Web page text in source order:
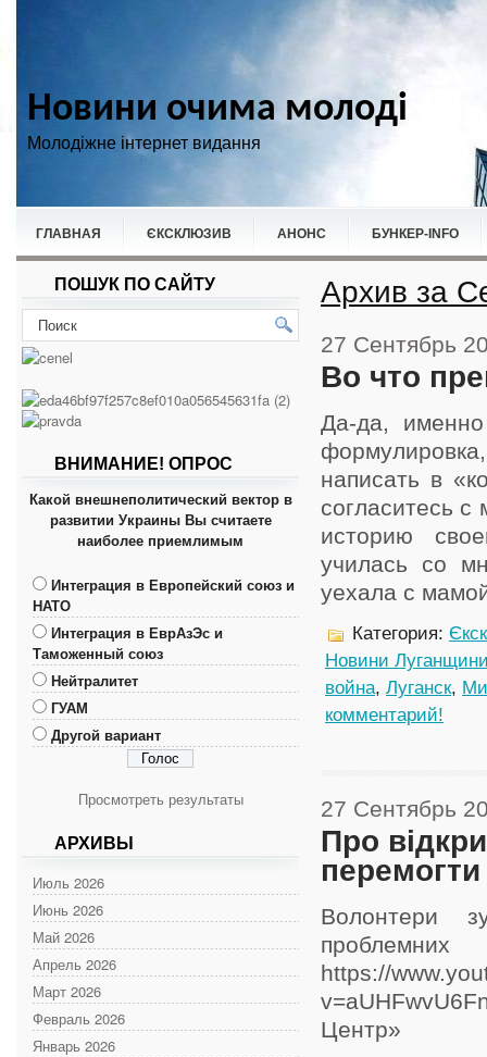
Новини очима молоді
Молодіжне інтернет видання
ГЛАВНАЯ ЄКСКЛЮЗИВ АНОНС БУНКЕР-ІNFO
НОВИНИ СПОРТ
ПОШУК ПО САЙТУ
ВНИМАНИЕ! ОПРОС
Какой внешнеполитический вектор в
развитии Украины Вы считаете
наиболее приемлимым
Интеграция в Европейский союз и
НАТО
Интеграция в ЕврАзЭс и
Таможенный союз
Нейтралитет
ГУАМ
Другой вариант
Просмотреть результаты
АРХИВЫ
Июль 2026
Июнь 2026
Май 2026
Апрель 2026
Март 2026
Февраль 2026
Январь 2026
Архив за
27 Сентябрь
Во что
Да-да,
написать в
согласитесь
историю
училась со
уехала с
Категория:
Новини
война, Луганск,
комментарий!
27 Сентябрь
Про
перемогти
Волонтери
https://
Центр»